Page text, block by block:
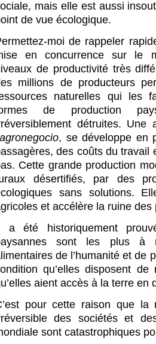
mais elle est aussi
de vue écologique.
moi de rappeler
en concurrence sur le
de productivité très
millions de producteurs
naturelles qui les
de production
détruites. Une
agronegocio, se développe en
des coûts du travail
Cette grande production
désertifiés, par des
sans solutions.
et accélère la ruine
a été historiquement
sont les plus à
de l’humanité et de
qu’elles disposent
aient accès à la terre en
pour cette raison que
des sociétés et
sont catastrophiques